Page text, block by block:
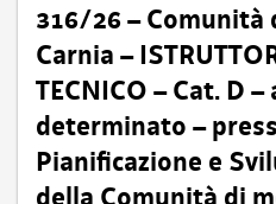
316/26 –
Carnia –
TECNICO – Cat. D
determinato –
Pianificazione e